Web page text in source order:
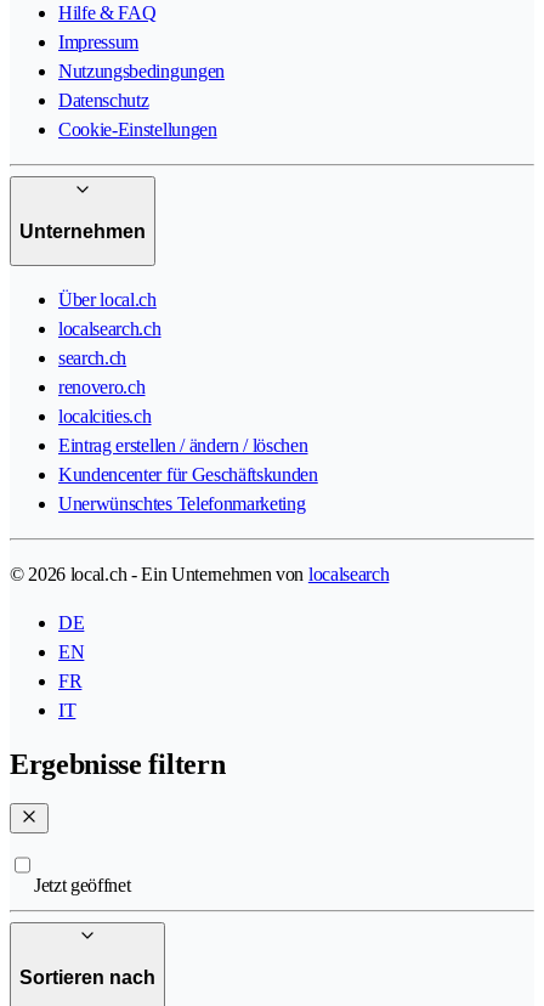
Hilfe & FAQ
Impressum
Nutzungsbedingungen
Datenschutz
Cookie-Einstellungen
Unternehmen
Über local.ch
localsearch.ch
search.ch
renovero.ch
localcities.ch
Eintrag erstellen / ändern / löschen
Kundencenter für Geschäftskunden
Unerwünschtes Telefonmarketing
© 2026 local.ch - Ein Unternehmen von localsearch
DE
EN
FR
IT
Ergebnisse filtern
Jetzt geöffnet
Sortieren nach